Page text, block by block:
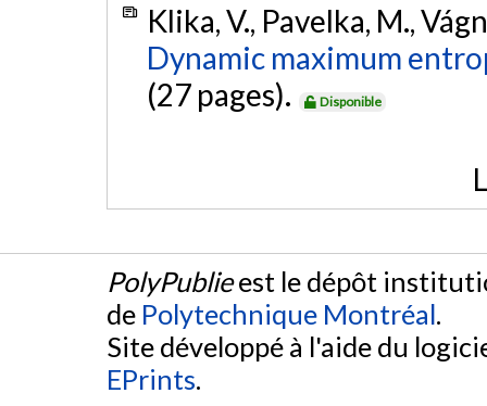
Klika, V., Pavelka, M.,
Dynamic maximum
(27 pages).
Disponible
PolyPublieest le dépôt
de Polytechnique Montréal.
Site développé à l'aide du
EPrints.